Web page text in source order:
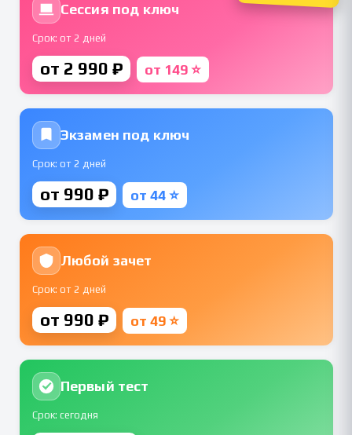
Сессия под ключ
Срок: от 2 дней
от 2 990 ₽ от 149 ⭐
Экзамен под ключ
Срок: от 2 дней
от 990 ₽ от 44 ⭐
Любой зачет
Срок: от 2 дней
от 990 ₽ от 49 ⭐
Первый тест
Срок: сегодня